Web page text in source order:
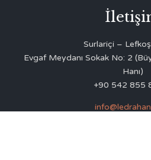
Surlariçi –
Evgaf Meydanı Sokak No: 2
Hanı)
+90 542 855